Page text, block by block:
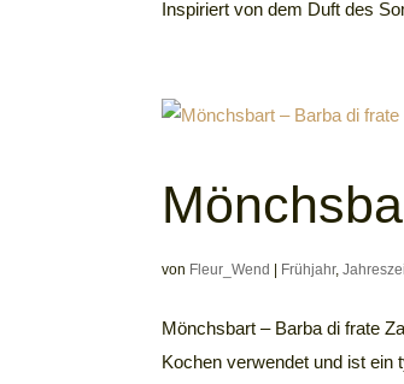
Inspiriert von dem Duft des
von Fleur_Wend Frühjahr,
Mönchsbart – Barba di frate
Kochen verwendet und ist